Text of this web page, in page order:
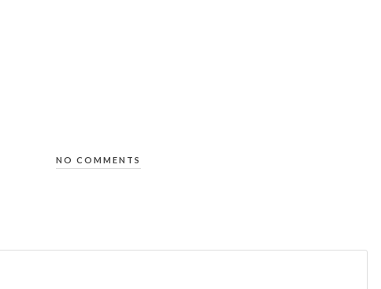
NO COMMENTS